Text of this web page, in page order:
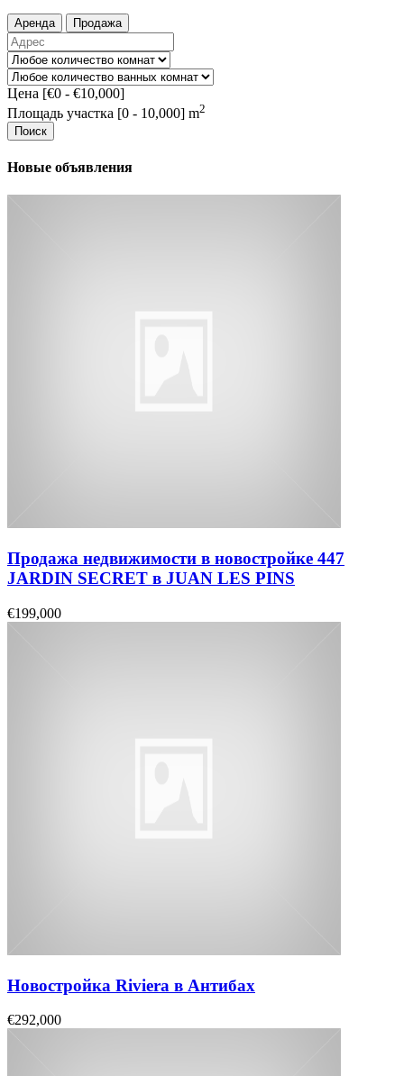
Аренда Продажа
Цена [€0 - €10,000]
Площадь участка [0 - 10,000] m2
Поиск
Новые объявления
Продажа недвижимости в новостройке 447
JARDIN SECRET в JUAN LES PINS
€199,000
Новостройка Riviera в Антибах
€292,000